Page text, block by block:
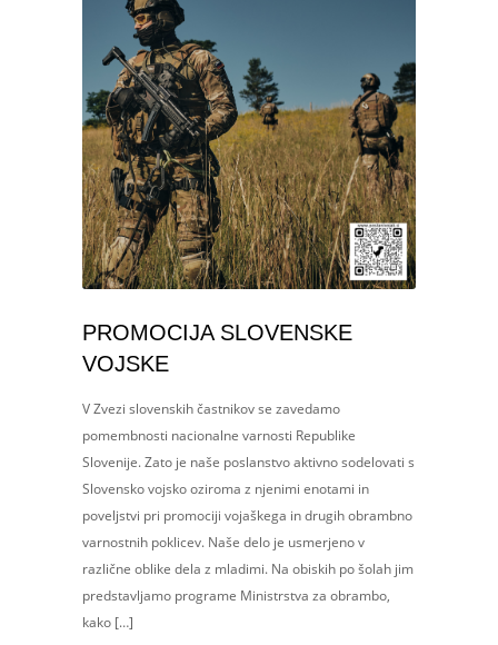
PROMOCIJA SLOVENSKE
VOJSKE
V Zvezi slovenskih častnikov se zavedamo
pomembnosti nacionalne varnosti Republike
Slovenije. Zato je naše poslanstvo aktivno sodelovati s
Slovensko vojsko oziroma z njenimi enotami in
poveljstvi pri promociji vojaškega in drugih obrambno
varnostnih poklicev. Naše delo je usmerjeno v
različne oblike dela z mladimi. Na obiskih po šolah jim
predstavljamo programe Ministrstva za obrambo,
kako […]